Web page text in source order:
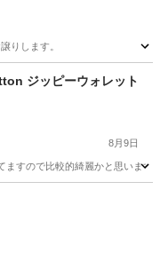
りします。
ジッピーウォレット
8月9日
すので比較的綺麗かと思いま